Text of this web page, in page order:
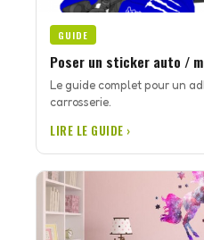
GUIDE
Poser un sticker auto /
Le guide complet pour un
carrosserie.
LIRE LE GUIDE ›